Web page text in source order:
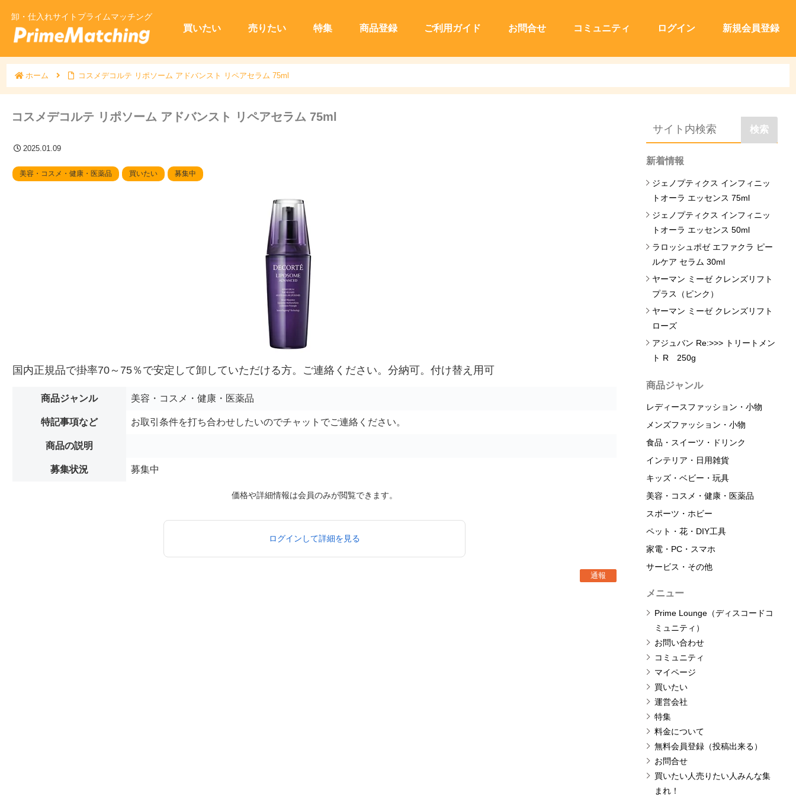
卸・仕入れサイトプライムマッチング
買いたい 売りたい 特集 商品登録 ご利用ガイド お問合せ コミュニティ ログイン 新規会員登録
ホーム コスメデコルテ リポソーム アドバンスト リペアセラム 75ml
コスメデコルテ リポソーム アドバンスト リペアセラム 75ml
2025.01.09
美容・コスメ・健康・医薬品 買いたい 募集中
国内正規品で掛率70～75％で安定して卸していただける方。ご連絡ください。分納可。付け替え用可
商品ジャンル 美容・コスメ・健康・医薬品
特記事項など お取引条件を打ち合わせしたいのでチャットでご連絡ください。
商品の説明
募集状況 募集中
価格や詳細情報は会員のみが閲覧できます。
ログインして詳細を見る
通報
検索
新着情報
ジェノプティクス インフィニッ
トオーラ エッセンス 75ml
ジェノプティクス インフィニッ
トオーラ エッセンス 50ml
ラロッシュポゼ エファクラ ピー
ルケア セラム 30ml
ヤーマン ミーゼ クレンズリフト
プラス（ピンク）
ヤーマン ミーゼ クレンズリフト
ローズ
アジュバン Re:>>> トリートメン
ト R 250g
商品ジャンル
レディースファッション・小物
メンズファッション・小物
食品・スイーツ・ドリンク
インテリア・日用雑貨
キッズ・ベビー・玩具
美容・コスメ・健康・医薬品
スポーツ・ホビー
ペット・花・DIY工具
家電・PC・スマホ
サービス・その他
メニュー
Prime Lounge（ディスコードコ
ミュニティ）
お問い合わせ
コミュニティ
マイページ
買いたい
運営会社
特集
料金について
無料会員登録（投稿出来る）
お問合せ
買いたい人売りたい人みんな集
まれ！